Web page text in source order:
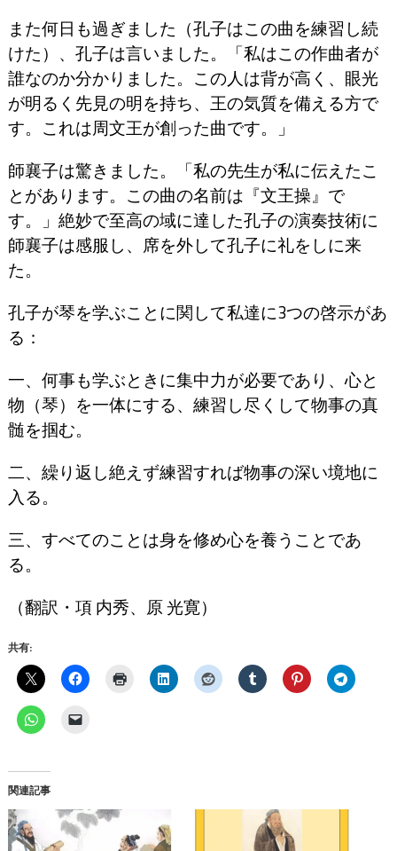
また何日も過ぎました （孔子はこの曲を練習し続
けた）、 孔子は言いました。「私はこの作曲者が
誰なのか分かりました。 この人は背が高く、 眼光
が明るく先見の明を持ち、 王の気質を備える方で
す。 これは周文王が創った曲です。」
師襄子は驚きました。「私の先生が私に伝えたこ
とがあります。 この曲の名前は『文王操』で
す。」 絶妙で至高の域に達した孔子の演奏技術に
師襄子は感服し、 席を外して孔子に礼をしに来
た。
孔子が琴を学ぶことに関して私達に3つの啓示があ
る：
一、何事も学ぶときに集中力が必要であり、心と
物（琴）を一体にする、 練習し尽くして物事の真
髄を掴む。
二、繰り返し絶えず練習すれば物事の深い境地に
入る。
三、すべてのことは身を修め心を養うことであ
る。
（翻訳・項 内秀、原 光寛）
共有:
関連記事